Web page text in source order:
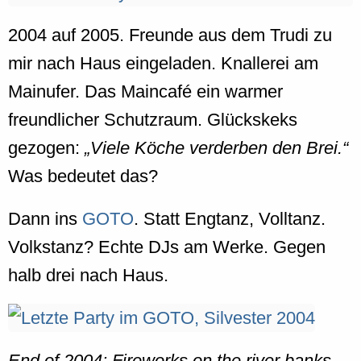
2004 auf 2005. Freunde aus dem Trudi zu
mir nach Haus eingeladen. Knallerei am
Mainufer. Das Maincafé ein warmer
freundlicher Schutzraum. Glückskeks
gezogen:
Viele Köche verderben den Brei.
Was bedeutet das?
Dann ins GOTO. Statt Engtanz, Volltanz.
Volkstanz? Echte DJs am Werke. Gegen
halb drei nach Haus.